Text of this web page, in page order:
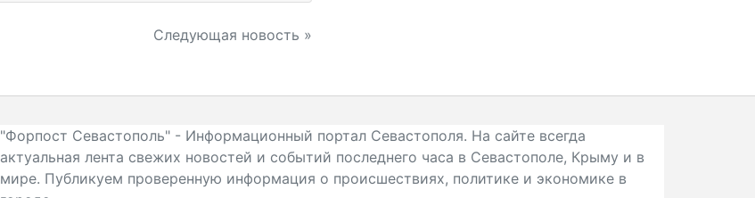
Следующая новость »
"Форпост Севастополь" - Информационный портал Севастополя. На сайте всегда
актуальная лента свежих новостей и событий последнего часа в Севастополе, Крыму и в
мире. Публикуем проверенную информация о происшествиях, политике и экономике в